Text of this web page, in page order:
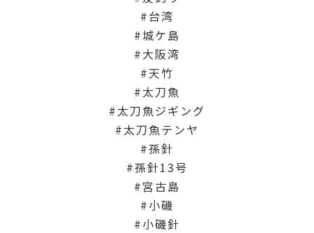
台湾
城ケ島
大阪湾
天竹
太刀魚
太刀魚ジギング
太刀魚テンヤ
孫針
孫針13号
宮古島
小磯
小磯針